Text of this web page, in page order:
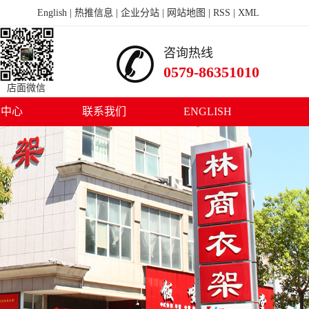
English 热推信息 企业分站 网站地图 RSS XML
面微信
咨询热线
0579-86351010
心 联系我们 ENGLISH